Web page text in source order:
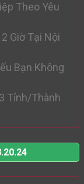
Theo Yêu
Giờ Tại Nội
Bạn Không
Tỉnh/Thành